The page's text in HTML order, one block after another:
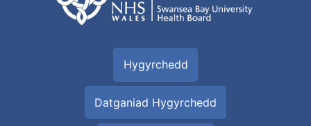
Hygyrchedd
Datganiad Hygyrchedd